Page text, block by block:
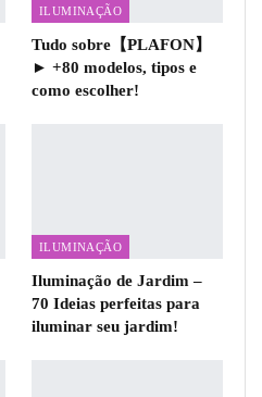
ILUMINAÇÃO
Tudo sobre【PLAFON】
► +80 modelos, tipos e
como escolher!
ILUMINAÇÃO
Iluminação de Jardim –
70 Ideias perfeitas para
iluminar seu jardim!